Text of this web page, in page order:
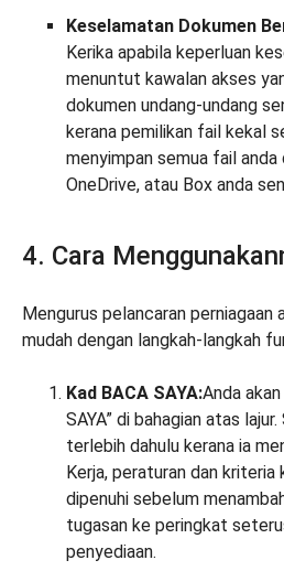
Keselamatan Dokumen
Kerika apabila keperluan
menuntut kawalan akses
dokumen undang-undang
kerana pemilikan fail kekal
menyimpan semua fail anda
OneDrive, atau Box anda
4. Cara
Mengurus pelancaran perniagaan
mudah dengan langkah-langkah
Kad BACA SAYA:Anda
SAYA” di bahagian atas
terlebih dahulu kerana ia
Kerja, peraturan dan
dipenuhi sebelum
tugasan ke peringkat
penyediaan.